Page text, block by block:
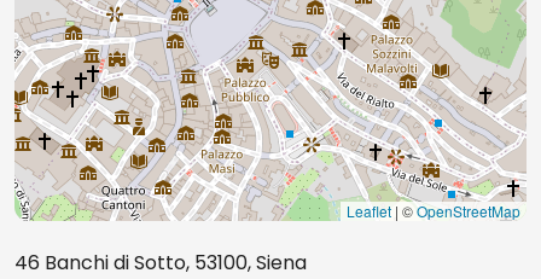
Leaflet | ©OpenStreetMap
46 Banchi di Sotto, 53100, Siena